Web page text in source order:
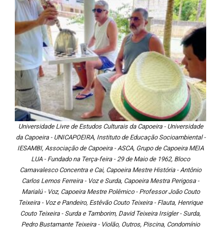
Universidade Livre de Estudos Culturais da Capoeira - Universidade
da Capoeira - UNICAPOEIRA, Instituto de Educação Socioambiental -
IESAMBI, Associação de Capoeira - ASCA, Grupo de Capoeira MEIA
LUA - Fundado na Terça-feira - 29 de Maio de 1962, Bloco
Carnavalesco Concentra e Cai, Capoeira Mestre História - Antônio
Carlos Lemos Ferreira - Voz e Surda, Capoeira Mestra Perigosa -
Marialú - Voz, Capoeira Mestre Polêmico - Professor João Couto
Teixeira - Voz e Pandeiro, Estêvão Couto Teixeira - Flauta, Henrique
Couto Teixeira - Surda e Tamborim, David Teixeira Irsigler - Surda,
Pedro Bustamante Teixeira - Violão, Outros, Piscina, Condomínio